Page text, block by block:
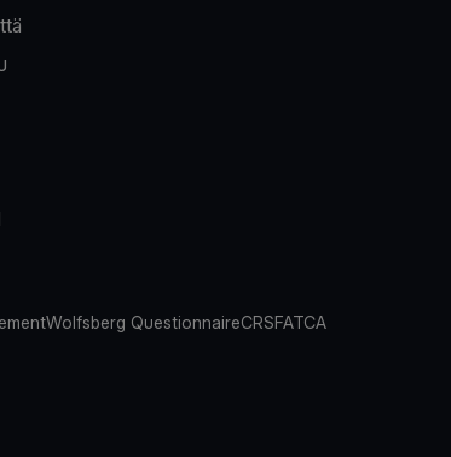
Wolfsberg QuestionnaireCRSFATCA